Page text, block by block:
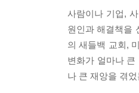
사람이나 기업,
원인과 해결책을
의 새들백 교회,
변화가 얼마나
나 큰 재앙을 겪